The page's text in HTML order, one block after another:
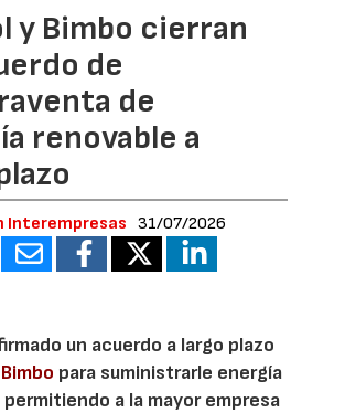
y Bimbo cierran
de
de
renovable a
Interempresas 31/07/2026
un acuerdo a largo plazo
para suministrarle energía
a la mayor empresa